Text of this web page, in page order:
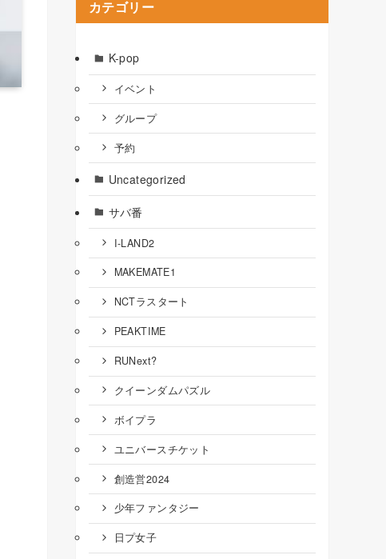
カテゴリー
K-pop
イベント
グループ
予約
Uncategorized
サバ番
I-LAND2
MAKEMATE1
NCTラスタート
PEAKTIME
RUNext?
クイーンダムパズル
ボイプラ
ユニバースチケット
創造営2024
少年ファンタジー
日プ女子